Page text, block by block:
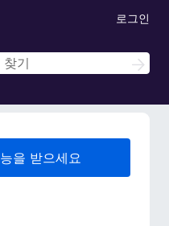
로그인
검
색
을 받으세요